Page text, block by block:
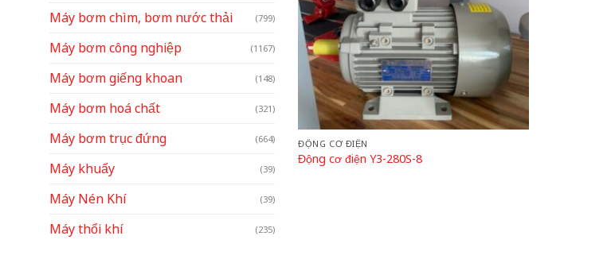
Máy bơm chìm, bơm nước thải (799)
Máy bơm công nghiệp (1167)
Máy bơm giếng khoan (148)
Máy bơm hoá chất (321)
Máy bơm trục đứng (664)
Máy khuấy (39)
Máy Nén Khí (39)
Máy thổi khí (235)
ĐỘNG CƠ ĐIỆN
Động cơ điện Y3-280S-8